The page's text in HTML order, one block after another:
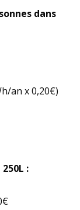
dans
an x 0,20€)
: